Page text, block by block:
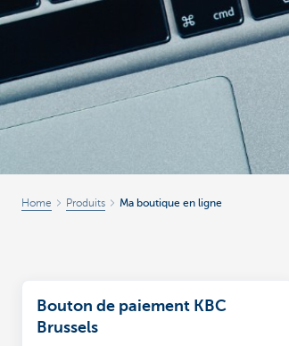
Entrepreneurs
Home Produits Ma boutique en ligne
Bouton de paiement KBC
Brussels